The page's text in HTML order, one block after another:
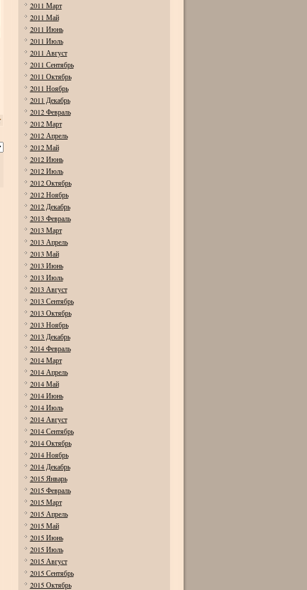
2011 Март
2011 Май
2011 Июнь
2011 Июль
2011 Август
2011 Сентябрь
2011 Октябрь
2011 Ноябрь
2011 Декабрь
2012 Февраль
2012 Март
2012 Апрель
2012 Май
2012 Июнь
2012 Июль
2012 Октябрь
2012 Ноябрь
2012 Декабрь
2013 Февраль
2013 Март
2013 Апрель
2013 Май
2013 Июнь
2013 Июль
2013 Август
2013 Сентябрь
2013 Октябрь
2013 Ноябрь
2013 Декабрь
2014 Февраль
2014 Март
2014 Апрель
2014 Май
2014 Июнь
2014 Июль
2014 Август
2014 Сентябрь
2014 Октябрь
2014 Ноябрь
2014 Декабрь
2015 Январь
2015 Февраль
2015 Март
2015 Апрель
2015 Май
2015 Июнь
2015 Июль
2015 Август
2015 Сентябрь
2015 Октябрь